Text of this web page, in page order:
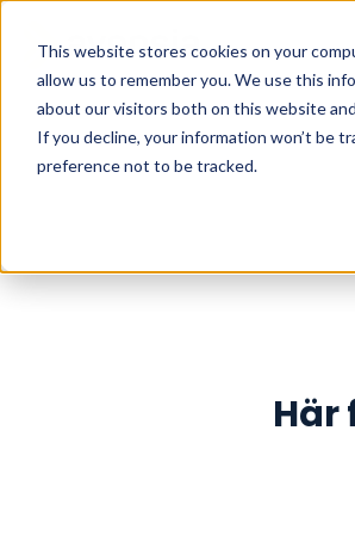
This website stores cookies on your
allow us to remember you. We use this
about our visitors both on this website
If you decline, your information won’t be
preference not to be tracked.
Här